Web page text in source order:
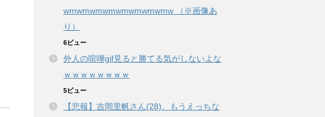
wmwmwmwmwmwmwmwmw （※画像あ
り）
6ビュー
外人の喧嘩gif見ると勝てる気がしないよな
ｗｗｗｗｗｗｗｗ
5ビュー
【悲報】吉岡里帆さん(28)、もうえっちな